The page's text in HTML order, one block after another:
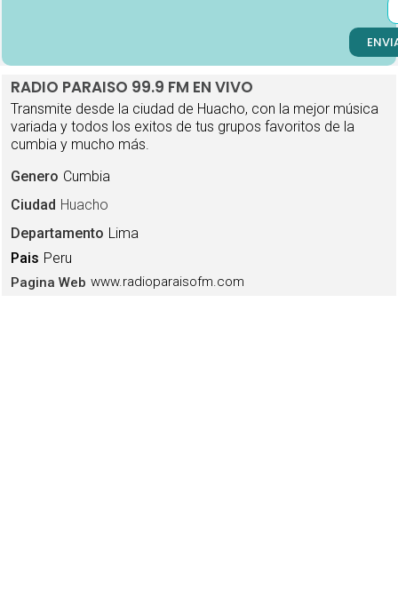
RADIO PARAISO 99.9 FM EN VIVO
Transmite desde la ciudad de Huacho, con la mejor música
variada y todos los exitos de tus grupos favoritos de la
cumbia y mucho más.
Genero Cumbia
Ciudad Huacho
Departamento Lima
Pais Peru
Pagina Web www.radioparaisofm.com